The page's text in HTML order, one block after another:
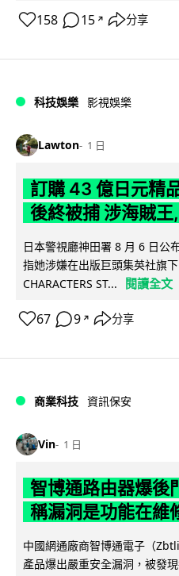
158 15 ↗ 分享
科技娛樂 影視娛樂
Lawton 1 日
訂購 43 億日元精
後終被捕 涉海賊
日本警視廳神田署 8 月 6 日公
指她涉嫌在出版巨頭集英社旗
CHARACTERS ST...
閱讀全文
67 9 ↗ 分享
商業科技 資訊保安
Vin 1 日
智博通路由器爆後
稱漏洞是功能在維
中國網通廠商智博通電子（
產品爆出嚴重安全漏洞，被發